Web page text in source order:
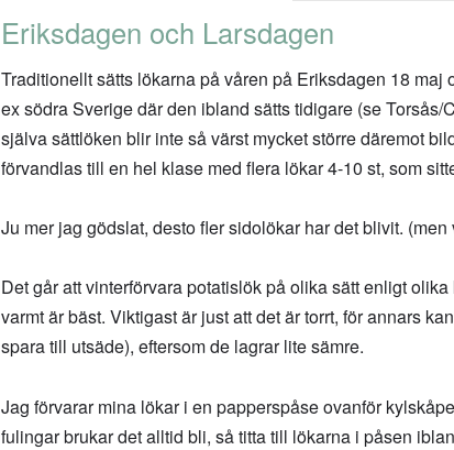
Eriksdagen och Larsdagen
Traditionellt sätts lökarna på våren på Eriksdagen 18
ex södra Sverige där den ibland sätts tidigare (se
själva sättlöken blir inte så värst mycket större däremot
förvandlas till en hel klase med flera lökar 4-10 st, som
Ju mer jag gödslat, desto fler sidolökar har det blivit.
Det går att vinterförvara potatislök på olika sätt enligt
varmt är bäst. Viktigast är just att det är torrt, för annars
spara till utsäde), eftersom de lagrar lite sämre.
Jag förvarar mina lökar i en papperspåse ovanför
fulingar brukar det alltid bli, så titta till lökarna i påsen